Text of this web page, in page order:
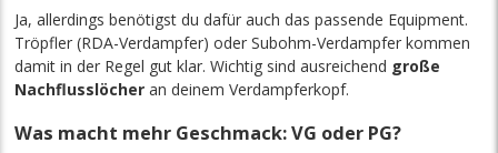
Ja, allerdings benötigst du dafür auch das passende Equipment.
Tröpfler (RDA-Verdampfer) oder Subohm-Verdampfer kommen
damit in der Regel gut klar. Wichtig sind ausreichend große
Nachflusslöcher an deinem Verdampferkopf.
Was macht mehr Geschmack: VG oder PG?